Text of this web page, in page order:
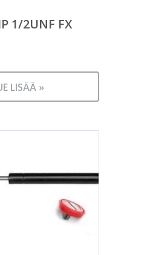
1/2UNF FX
LISÄÄ »